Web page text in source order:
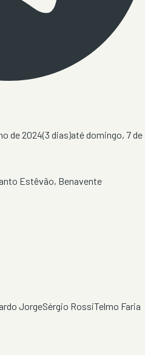
de 2024(3 dias)atédomingo, 7 de
Estêvão, Benavente
JorgeSérgio RossiTelmo Faria